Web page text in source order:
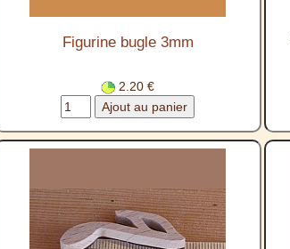
Figurine bugle 3mm
2.20 €